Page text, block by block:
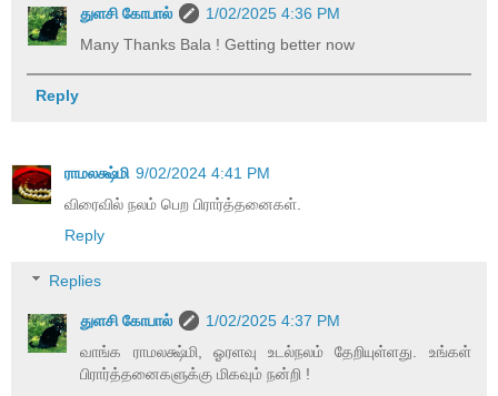
துளசி கோபால்
1/02/2025 4:36 PM
Many Thanks Bala ! Getting better now
Reply
ராமலக்ஷ்மி 9/02/2024 4:41 PM
விரைவில் நலம் பெற பிரார்த்தனைகள்.
Reply
Replies
துளசி கோபால்
1/02/2025 4:37 PM
வாங்க ராமலக்ஷ்மி, ஓரளவு உடல்நலம் தேறியுள்ளது. உங்கள்
பிரார்த்தனைகளுக்கு மிகவும் நன்றி !